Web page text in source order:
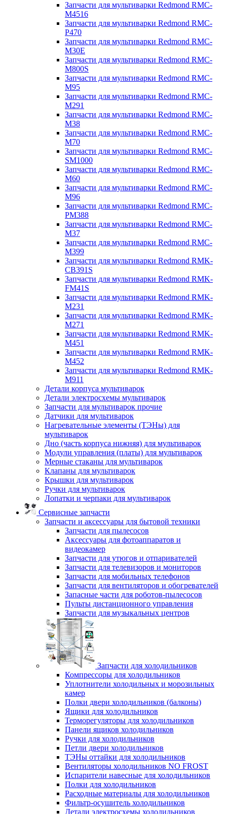
Запчасти для мультиварки Redmond RMC-
M4516
Запчасти для мультиварки Redmond RMC-
P470
Запчасти для мультиварки Redmond RMC-
M30E
Запчасти для мультиварки Redmond RMC-
M800S
Запчасти для мультиварки Redmond RMC-
M95
Запчасти для мультиварки Redmond RMC-
M291
Запчасти для мультиварки Redmond RMC-
M38
Запчасти для мультиварки Redmond RMC-
M70
Запчасти для мультиварки Redmond RMC-
SM1000
Запчасти для мультиварки Redmond RMC-
M60
Запчасти для мультиварки Redmond RMC-
M96
Запчасти для мультиварки Redmond RMC-
PM388
Запчасти для мультиварки Redmond RMC-
M37
Запчасти для мультиварки Redmond RMC-
M399
Запчасти для мультиварки Redmond RMK-
CB391S
Запчасти для мультиварки Redmond RMK-
FM41S
Запчасти для мультиварки Redmond RMK-
M231
Запчасти для мультиварки Redmond RMK-
M271
Запчасти для мультиварки Redmond RMK-
M451
Запчасти для мультиварки Redmond RMK-
M452
Запчасти для мультиварки Redmond RMK-
M911
Детали корпуса мультиварок
Детали электросхемы мультиварок
Запчасти для мультиварок прочие
Датчики для мультиварок
Нагревательные элементы (ТЭНы) для
мультиварок
Дно (часть корпуса нижняя) для мультиварок
Модули управления (платы) для мультиварок
Мерные стаканы для мультиварок
Клапаны для мультиварок
Крышки для мультиварок
Ручки для мультиварок
Лопатки и черпаки для мультиварок
Сервисные запчасти
Запчасти и аксессуары для бытовой техники
Запчасти для пылесосов
Аксессуары для фотоаппаратов и
видеокамер
Запчасти для утюгов и отпаривателей
Запчасти для телевизоров и мониторов
Запчасти для мобильных телефонов
Запчасти для вентиляторов и обогревателей
Запасные части для роботов-пылесосов
Пульты дистанционного управления
Запчасти для музыкальных центров
Запчасти для холодильников
Компрессоры для холодильников
Уплотнители холодильных и морозильных
камер
Полки двери холодильников (балконы)
Ящики для холодильников
Терморегуляторы для холодильников
Панели ящиков холодильников
Ручки для холодильников
Петли двери холодильников
ТЭНы оттайки для холодильников
Вентиляторы холодильников NO FROST
Испарители навесные для холодильников
Полки для холодильников
Расходные материалы для холодильников
Фильтр-осушитель холодильников
Детали электросхемы холодильников